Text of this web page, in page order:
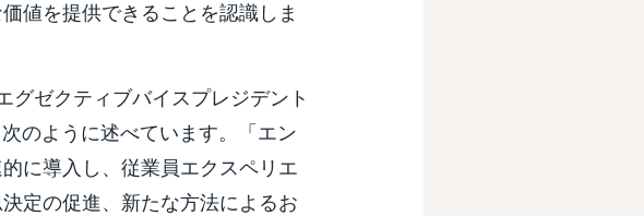
値を提供できることを認識しま
ゼクティブバイスプレジデント
のように述べています。「エン
に導入し、従業員エクスペリエ
定の促進、新たな方法によるお